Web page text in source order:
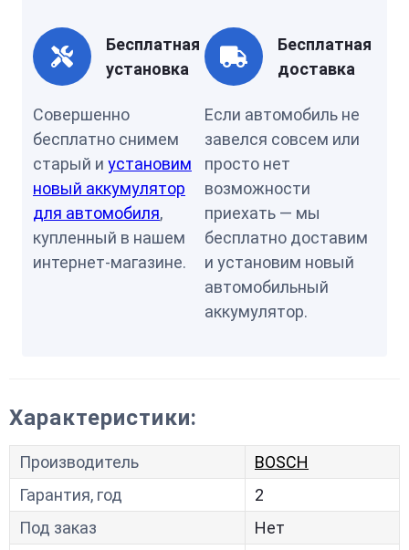
Бесплатная
установка
Совершенно
бесплатно снимем
старый и установим
новый аккумулятор
для автомобиля,
купленный в нашем
интернет-магазине.
Бесплатная
доставка
Если автомобиль не
завелся совсем или
просто нет
возможности
приехать — мы
бесплатно доставим
и установим новый
автомобильный
аккумулятор.
Характеристики:
Производитель
BOSCH
Гарантия, год
2
Под заказ
Нет